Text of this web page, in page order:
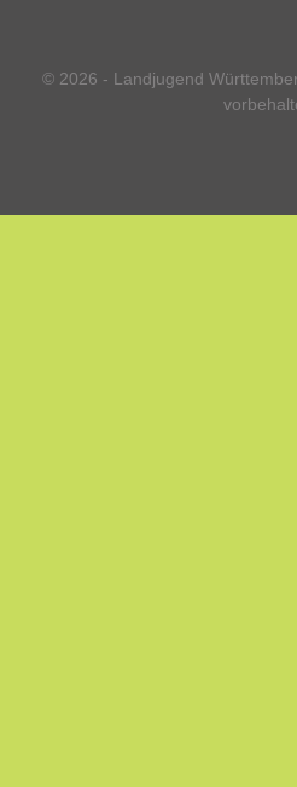
© 2026 - Landjugend